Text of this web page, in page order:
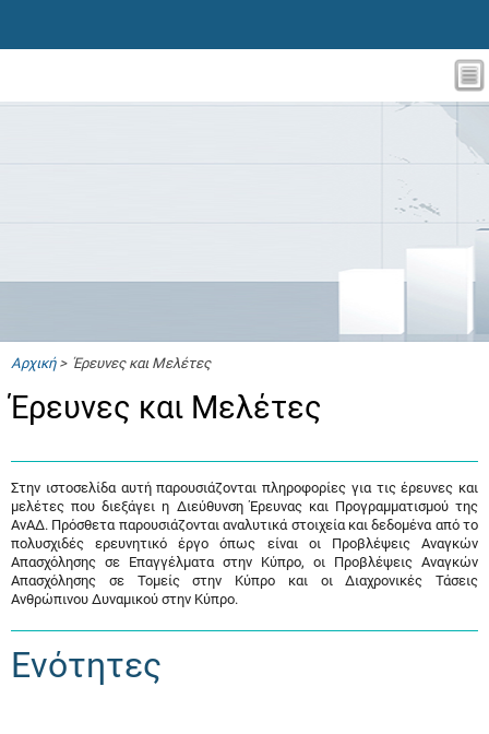
Αρχική> Έρευνες και Μελέτες
Έρευνες και Μελέτες
Στην ιστοσελίδα αυτή παρουσιάζονται πληροφορίες για τις έρευνες και
μελέτες που διεξάγει η Διεύθυνση Έρευνας και Προγραμματισμού της
ΑνΑΔ. Πρόσθετα παρουσιάζονται αναλυτικά στοιχεία και δεδομένα από το
πολυσχιδές ερευνητικό έργο όπως είναι οι Προβλέψεις Αναγκών
Απασχόλησης σε Επαγγέλματα στην Κύπρο, οι Προβλέψεις Αναγκών
Απασχόλησης σε Τομείς στην Κύπρο και οι Διαχρονικές Τάσεις
Ανθρώπινου Δυναμικού στην Κύπρο.
Ενότητες